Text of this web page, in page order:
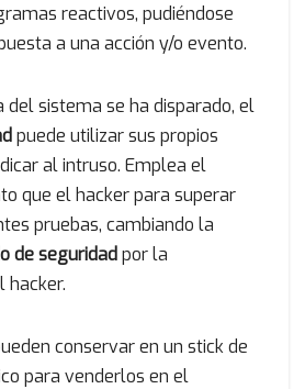
reactivos, pudiéndose
a una acción y/o evento.
del sistema se ha disparado, el
puede utilizar sus propios
al intruso. Emplea el
que el hacker para superar
pruebas, cambiando la
de seguridadpor la
hacker.
conservar en un stick de
para venderlos en el